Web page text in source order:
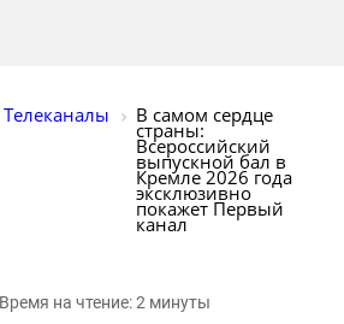
Телеканалы В самом сердце
страны:
Всероссийский
выпускной бал в
Кремле 2026 года
эксклюзивно
покажет Первый
канал
на чтение: 2 минуты